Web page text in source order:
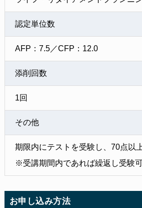
認定単位数
AFP：7.5／CFP：12.0
添削回数
1回
その他
期限内にテストを受験し、70点以
※受講期間内であれば繰返し受験
お申し込み方法